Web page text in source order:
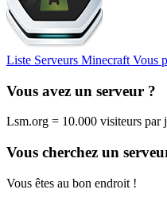
Liste Serveurs Minecraft Vous
Vous avez un serveur ?
Lsm.org = 10.000 visiteurs par
Vous cherchez un
Vous êtes au bon endroit !